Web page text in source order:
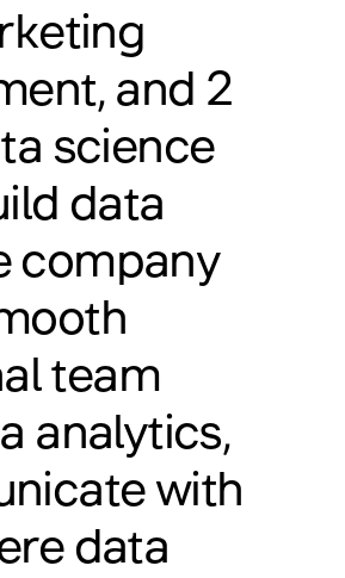
and 2
science
data
company
team
analytics,
with
data